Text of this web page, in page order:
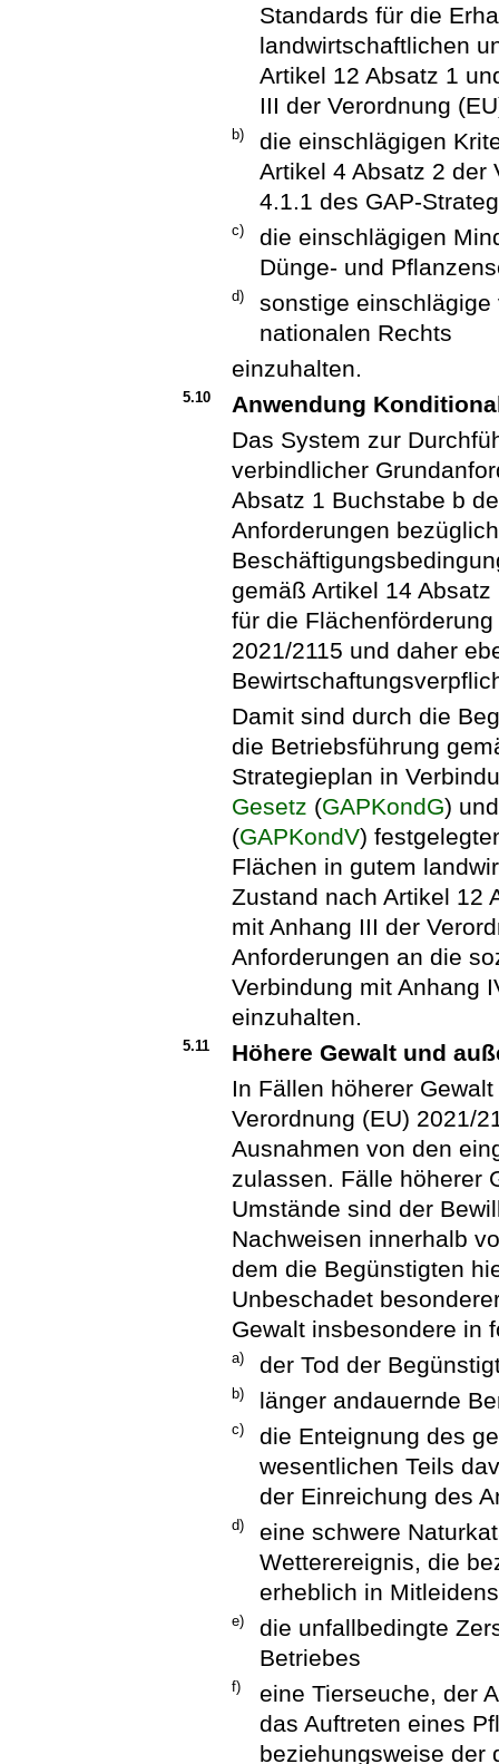
Standards für die
landwirtschaftlichen
Artikel 12 Absatz 1
III der Verordnung
b)
die einschlägigen
Artikel 4 Absatz 2 der
4.1.1 des GAP-
c)
die einschlägigen
Dünge- und
d)
sonstige
nationalen Rechts
einzuhalten.
5.10
Anwendung
Das System zur
verbindlicher
Absatz 1 Buchstabe b
Anforderungen
gemäß Artikel 14
für die
2021/2115 und daher
Damit sind durch die
die Betriebsführung
Strategieplan in
Gesetz (GAPKondG)
(GAPKondV)
Flächen in gutem
Zustand nach Artikel 12
mit Anhang III der
Anforderungen an die
Verbindung mit Anhang
einzuhalten.
5.11
Höhere Gewalt und
In Fällen höherer
Verordnung (EU) 2021/
Ausnahmen von den
zulassen. Fälle höherer
Umstände sind der
Nachweisen innerhalb
dem die Begünstigten
Unbeschadet
Gewalt insbesondere in
a) der Tod der
b) länger andauernde
c)
die Enteignung des
wesentlichen Teils
der Einreichung des
d)
eine schwere
Wetterereignis, die
erheblich in
e)
die unfallbedingte
Betriebes
f)
eine Tierseuche, der
das Auftreten eines
beziehungsweise der